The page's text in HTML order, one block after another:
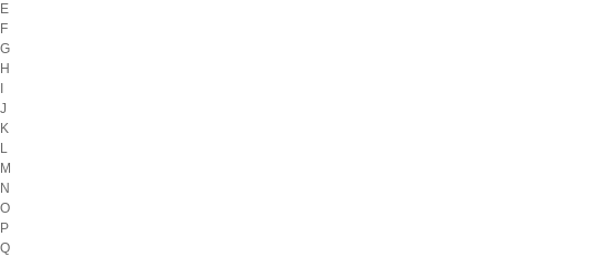
E
F
G
H
J
K
L
M
N
O
P
Q